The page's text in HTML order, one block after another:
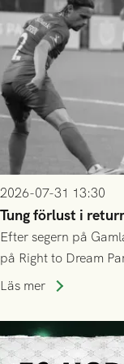
2026-07-31 13:30
Tung förlust i
Efter segern på
på Right to Dream
upphöra efter
tennissiffror och det
Läs mer